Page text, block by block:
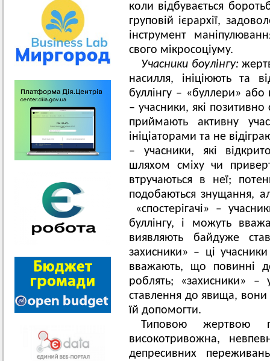
коли відбувається
груповій ієрархії,
інструмент
свого мікросоціуму.
Учасники боулінгу:
насилля, ініціюють та
буллінгу – «буллери» або
– учасники, які
приймають активну
ініціаторами та не
– учасники, які
шляхом сміху чи
втручаються в неї;
подобаються знущання,
«спостерігачі» –
буллінгу, і можуть
виявляють байдуже
захисники» – ці
вважають, що повинні
роблять; «захисники» –
ставлення до явища,
їй допомогти.
Типовою жертвою
високотривожна,
депресивних